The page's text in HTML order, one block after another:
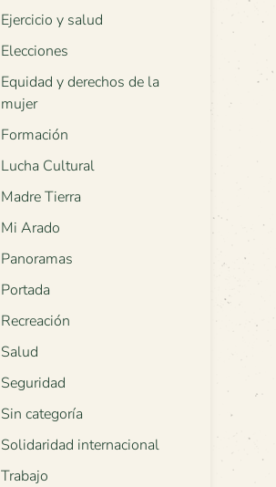
Ejercicio y salud
Elecciones
Equidad y derechos de la
mujer
Formación
Lucha Cultural
Madre Tierra
Mi Arado
Panoramas
Portada
Recreación
Salud
Seguridad
Sin categoría
Solidaridad internacional
Trabajo